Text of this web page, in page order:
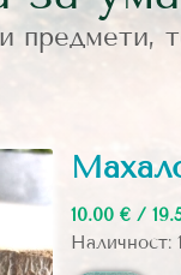
предмети,
10.00 € /
Наличност: